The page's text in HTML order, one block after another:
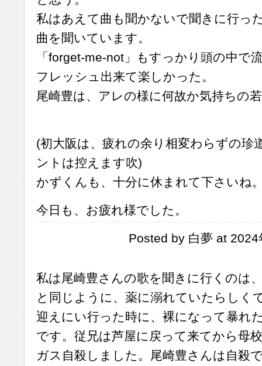
私はあえて曲も聞かないで聞きに行っ
曲を聞いています。
「forget-me-not」もすっかり頭の中で
フレッシュ出来て楽しかった。
尾崎豊は、アレの様に何故か気持ちの
(初大阪は、疲れの余り相変わらずの珍
ントは控えます吹)
かずくんも、十分に休まれて下さいね
今日も、お疲れ様でした。
Posted by 白夢 at
私は尾崎豊さんの歌を聞きに行くのは
と同じように、薬に溺れていたらしく
迎えにい行った時に、裸になって暴れ
です。従兄は芦屋に戻って来てから母
ガス自殺しました。尾崎豊さんは自殺